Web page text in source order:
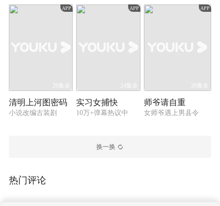
APP
26集全
清明上河图密码
小说改编古装剧
APP
24集全
实习女捕快
10万+弹幕热议中
APP
26集全
师爷请自重
女师爷遇上男县令
换一换
热门评论